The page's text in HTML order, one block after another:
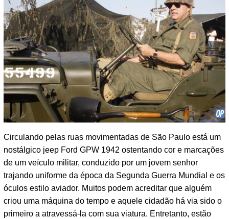
Circulando pelas ruas movimentadas de São Paulo está um
nostálgico jeep Ford GPW 1942 ostentando cor e marcações
de um veículo militar, conduzido por um jovem senhor
trajando uniforme da época da Segunda Guerra Mundial e os
óculos estilo aviador. Muitos podem acreditar que alguém
criou uma máquina do tempo e aquele cidadão há via sido o
primeiro a atravessá-la com sua viatura. Entretanto, estão